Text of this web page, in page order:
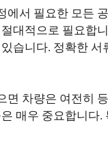
에서 필요한 모든
대적으로 필요합
습니다. 정확한
면 차량은 여전히
매우 중요합니다